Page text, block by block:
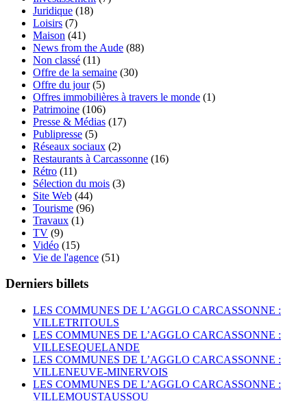
Juridique (18)
Loisirs (7)
Maison (41)
News from the Aude (88)
Non classé (11)
Offre de la semaine (30)
Offre du jour(5)
Offres immobilières à travers le monde (1)
Patrimoine (106)
Presse & Médias (17)
Publipresse (5)
Réseaux sociaux (2)
Restaurants à Carcassonne (16)
Rétro (11)
Sélection du mois (3)
Site Web (44)
Tourisme (96)
Travaux (1)
TV (9)
Vidéo (15)
Vie de l'agence (51)
Derniers billets
LES COMMUNES DE L’AGGLO CARCASSONNE :
VILLETRITOULS
LES COMMUNES DE L’AGGLO CARCASSONNE :
VILLESEQUELANDE
LES COMMUNES DE L’AGGLO CARCASSONNE :
VILLENEUVE-MINERVOIS
LES COMMUNES DE L’AGGLO CARCASSONNE :
VILLEMOUSTAUSSOU